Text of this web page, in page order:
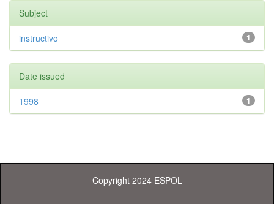
Subject
1
instructivo
Date issued
1
1998
Copyright 2024 ESPOL